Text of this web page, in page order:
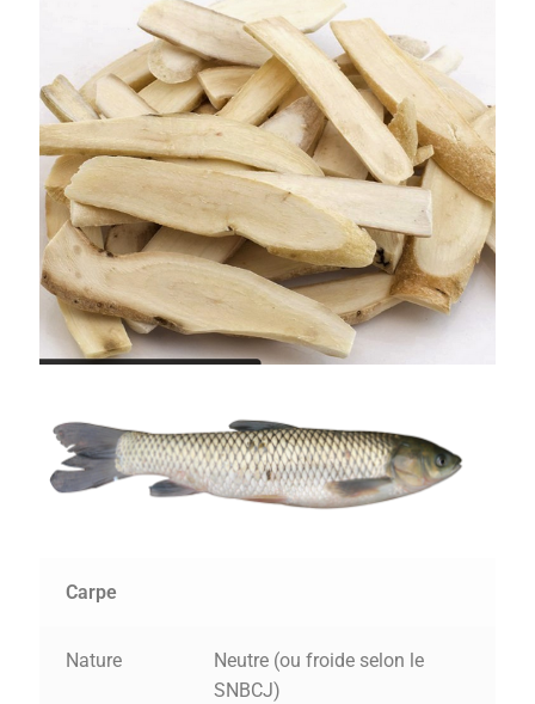
Carpe
Nature
Neutre (ou froide selon le
SNBCJ)